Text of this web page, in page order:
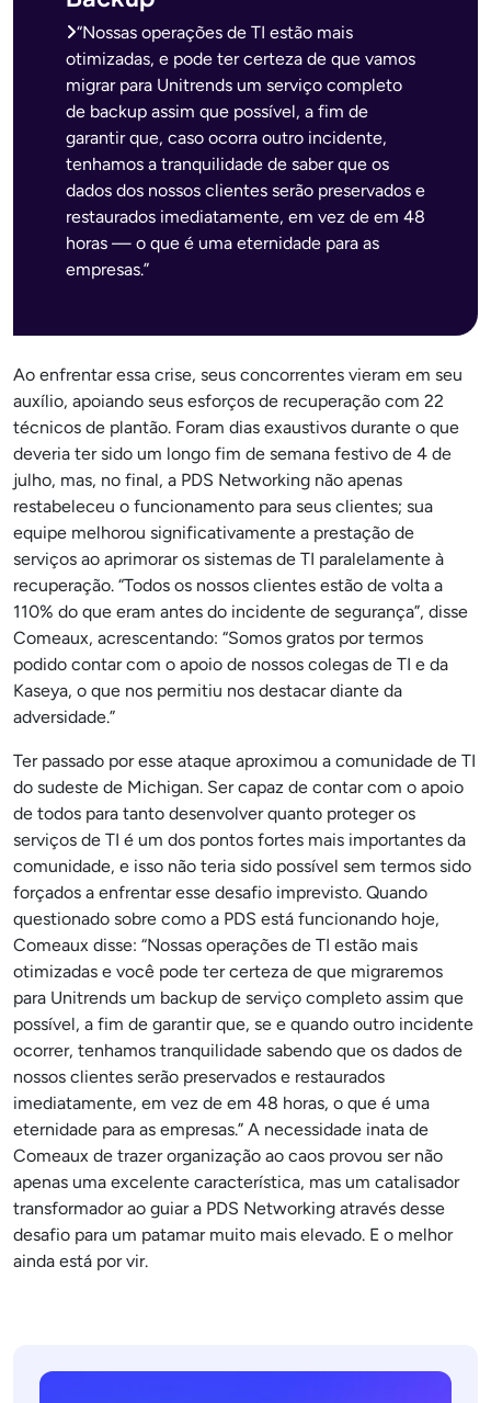
“Nossas operações de TI estão mais
otimizadas, e pode ter certeza de que vamos
migrar para Unitrends um serviço completo
de backup assim que possível, a fim de
garantir que, caso ocorra outro incidente,
tenhamos a tranquilidade de saber que os
dados dos nossos clientes serão preservados e
restaurados imediatamente, em vez de em 48
horas — o que é uma eternidade para as
empresas.”
Ao enfrentar essa crise, seus concorrentes vieram em seu
auxílio, apoiando seus esforços de recuperação com 22
técnicos de plantão. Foram dias exaustivos durante o que
deveria ter sido um longo fim de semana festivo de 4 de
julho, mas, no final, a PDS Networking não apenas
restabeleceu o funcionamento para seus clientes; sua
equipe melhorou significativamente a prestação de
serviços ao aprimorar os sistemas de TI paralelamente à
recuperação. “Todos os nossos clientes estão de volta a
110% do que eram antes do incidente de segurança”, disse
Comeaux, acrescentando: “Somos gratos por termos
podido contar com o apoio de nossos colegas de TI e da
Kaseya, o que nos permitiu nos destacar diante da
adversidade.”
Ter passado por esse ataque aproximou a comunidade de TI
do sudeste de Michigan. Ser capaz de contar com o apoio
de todos para tanto desenvolver quanto proteger os
serviços de TI é um dos pontos fortes mais importantes da
comunidade, e isso não teria sido possível sem termos sido
forçados a enfrentar esse desafio imprevisto. Quando
questionado sobre como a PDS está funcionando hoje,
Comeaux disse: “Nossas operações de TI estão mais
otimizadas e você pode ter certeza de que migraremos
para Unitrends um backup de serviço completo assim que
possível, a fim de garantir que, se e quando outro incidente
ocorrer, tenhamos tranquilidade sabendo que os dados de
nossos clientes serão preservados e restaurados
imediatamente, em vez de em 48 horas, o que é uma
eternidade para as empresas.” A necessidade inata de
Comeaux de trazer organização ao caos provou ser não
apenas uma excelente característica, mas um catalisador
transformador ao guiar a PDS Networking através desse
desafio para um patamar muito mais elevado. E o melhor
ainda está por vir.